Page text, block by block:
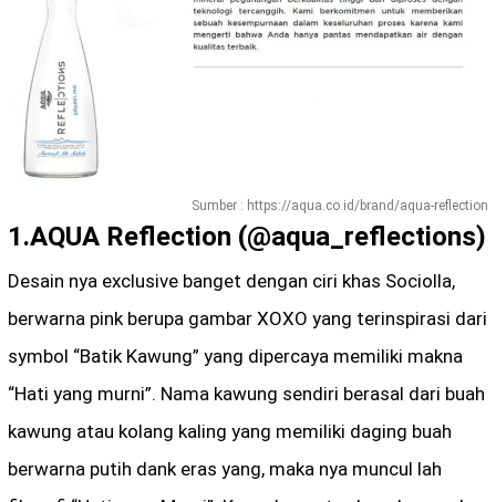
Sumber : https://aqua.co.id/brand/aqua-reflection
1.AQUA Reflection (@aqua_reflections)
Desain nya exclusive banget dengan ciri khas Sociolla,
berwarna pink berupa gambar XOXO yang terinspirasi dari
symbol “Batik Kawung” yang dipercaya memiliki makna
“Hati yang murni”. Nama kawung sendiri berasal dari buah
kawung atau kolang kaling yang memiliki daging buah
berwarna putih dank eras yang, maka nya muncul lah